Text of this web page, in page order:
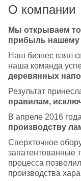
О компании
Мы открываем
прибыль нашему
Наш бизнес взял
наша команда
деревянных
Результат
правилам,
В апреле 2016
производству
Сверхточное
запатентованные
процесса
производства